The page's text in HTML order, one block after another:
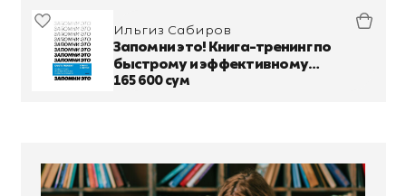
Ильгиз Сабиров
Запомни это! Книга-тренинг по
быстрому и эффективному
развитию памяти
165 600 сум